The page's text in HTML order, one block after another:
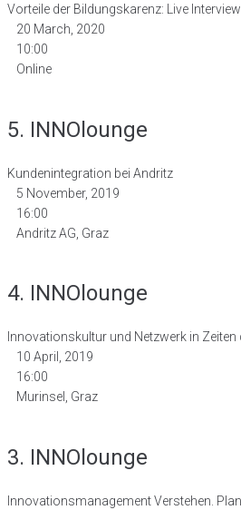
Vorteile der Bildungskarenz: Live
20 March, 2020
10:00
Online
5. INNOlounge
Kundenintegration bei Andritz
5 November, 2019
16:00
Andritz AG, Graz
4. INNOlounge
Innovationskultur und Netzwerk in Zeiten
10 April, 2019
16:00
Murinsel, Graz
3. INNOlounge
Innovationsmanagement Verstehen.